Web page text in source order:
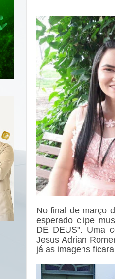
No final de março
esperado clipe
DE DEUS". Uma
Jesus Adrian
já as imagens